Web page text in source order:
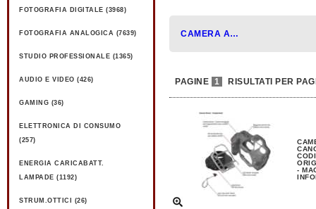
FOTOGRAFIA DIGITALE (3968)
FOTOGRAFIA ANALOGICA (7639)
STUDIO PROFESSIONALE (1365)
AUDIO E VIDEO (426)
GAMING (36)
ELETTRONICA DI CONSUMO
(257)
ENERGIA CARICABATT.
LAMPADE (1192)
STRUM.OTTICI (26)
CAMERA ARMOR (1)
PAGINE 1 RISULTATI PER
-